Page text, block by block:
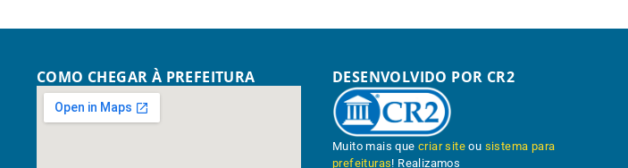
COMO CHEGAR À PREFEITURA DESENVOLVIDO POR CR2
Muito mais quecriar site ou sistema para
prefeituras! Realizamos